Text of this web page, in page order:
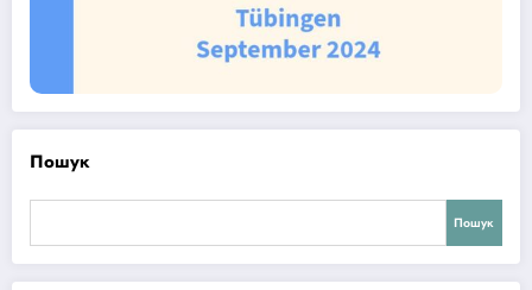
Пошук
Пошук